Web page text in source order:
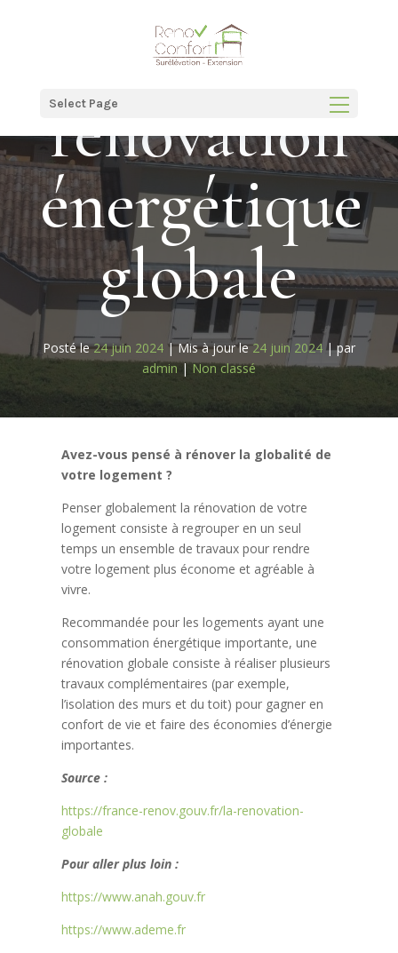
Select Page
La
rénovation
énergétique
globale
Posté le24 juin 2024|Mis à jour le24 juin 2024|par
admin|Non classé
Avez-vous pensé à rénover la globalité de
votre logement ?
Penser globalement la rénovation de votre
logement consiste à regrouper en un seul
temps un ensemble de travaux pour rendre
votre logement plus économe et agréable à
vivre.
Recommandée pour les logements ayant une
consommation énergétique importante, une
rénovation globale consiste à réaliser plusieurs
travaux complémentaires (par exemple,
l’isolation des murs et du toit) pour gagner en
confort de vie et faire des économies d’énergie
importantes.
Source :
https://france-renov.gouv.fr/la-renovation-
globale
Pour aller plus loin :
https://www.anah.gouv.fr
https://www.ademe.fr